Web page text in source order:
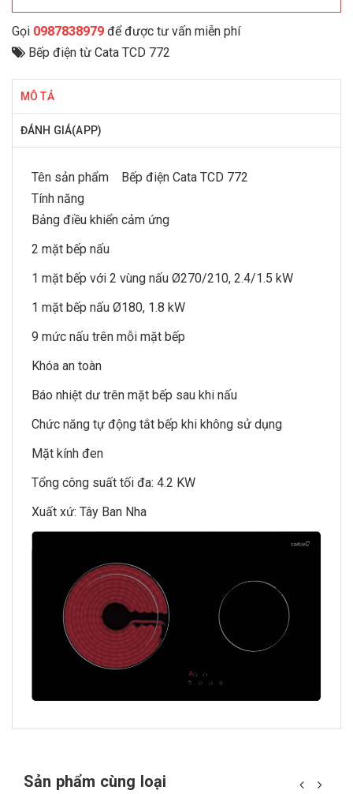
Gọi 0987838979 để được tư vấn miễn phí
Bếp điện từ Cata TCD 772
MÔ TẢ
ĐÁNH GIÁ(APP)
Tên sản phẩm Bếp điện Cata TCD 772
Tính năng
Bảng điều khiển cảm ứng
2 mặt bếp nấu
1 mặt bếp với 2 vùng nấu Ø270/210, 2.4/1.5 kW
1 mặt bếp nấu Ø180, 1.8 kW
9 mức nấu trên mỗi mặt bếp
Khóa an toàn
Báo nhiệt dư trên mặt bếp sau khi nấu
Chức năng tự động tắt bếp khi không sử dụng
Mặt kính đen
Tổng công suất tối đa: 4.2 KW
Xuất xứ: Tây Ban Nha
Sản phẩm cùng loại